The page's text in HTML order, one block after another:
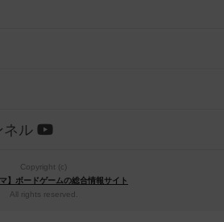
ネル
Copyright (c)
マ】ボードゲームの総合情報サイト
All rights reserved.